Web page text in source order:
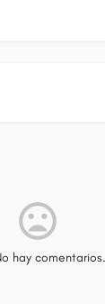
hay comentarios.